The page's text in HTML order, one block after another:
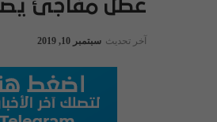
عطل مفاجئ
آخر تحديث سبتمبر 10, 2019